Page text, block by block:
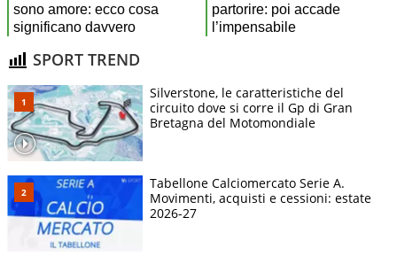
SPORT TREND
Silverstone, le caratteristiche del
circuito dove si corre il Gp di Gran
Bretagna del Motomondiale
Tabellone Calciomercato Serie A.
Movimenti, acquisti e cessioni: estate
2026-27